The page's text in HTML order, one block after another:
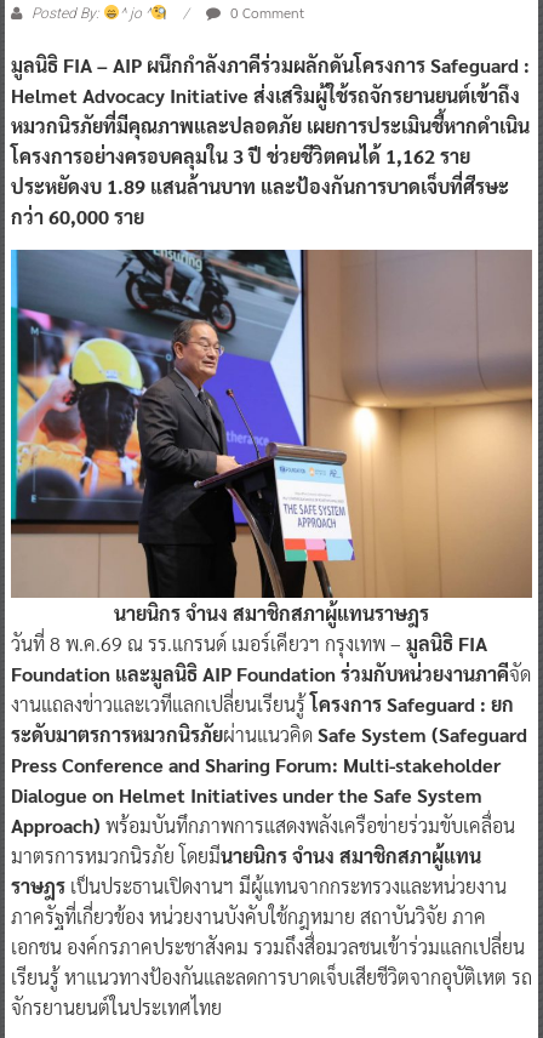
Posted By: ^ jo ^ 0 Comment
มูลนิธิ FIA – AIP ผนึกกำลังภาคีร่วมผลักดันโครงการ Safeguard :
Helmet Advocacy Initiative ส่งเสริมผู้ใช้รถจักรยานยนต์เข้าถึง
หมวกนิรภัยที่มีคุณภาพและปลอดภัย เผยการประเมินชี้หากดำเนิน
โครงการอย่างครอบคลุมใน 3 ปี ช่วยชีวิตคนได้ 1,162 ราย
ประหยัดงบ 1.89 แสนล้านบาท และป้องกันการบาดเจ็บที่ศีรษะ
กว่า 60,000 ราย
นายนิกร จํานง สมาชิกสภาผู้แทนราษฎร
วันที่ 8 พ.ค.69 ณ รร.แกรนด์ เมอร์เคียวฯ กรุงเทพ – มูลนิธิ FIA
Foundation และมูลนิธิ AIP Foundation ร่วมกับหน่วยงานภาคีจัด
งานแถลงข่าวและเวทีแลกเปลี่ยนเรียนรู้โครงการ Safeguard : ยก
ระดับมาตรการหมวกนิรภัยผ่านแนวคิดSafe System (Safeguard
Press Conference and Sharing Forum: Multi-stakeholder
Dialogue on Helmet Initiatives under the Safe System
Approach) พร้อมบันทึกภาพการแสดงพลังเครือข่ายร่วมขับเคลื่อน
มาตรการหมวกนิรภัย โดยมีนายนิกร จํานง สมาชิกสภาผู้แทน
ราษฎรเป็นประธานเปิดงานฯ มีผู้แทนจากกระทรวงและหน่วยงาน
ภาครัฐที่เกี่ยวข้อง หน่วยงานบังคับใช้กฎหมาย สถาบันวิจัย ภาค
เอกชน องค์กรภาคประชาสังคม รวมถึงสื่อมวลชนเข้าร่วมแลกเปลี่ยน
เรียนรู้ หาแนวทางป้องกันและลดการบาดเจ็บเสียชีวิตจากอุบัติเหต รถ
จักรยานยนต์ในประเทศไทย